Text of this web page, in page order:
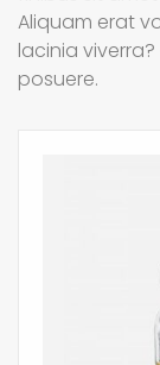
Aliquam erat
lacinia
posuere.